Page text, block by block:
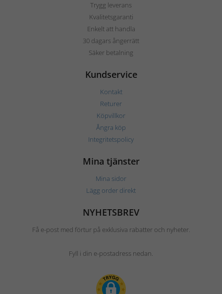
Trygg leverans
Kvalitetsgaranti
Enkelt att handla
30 dagars ångerrätt
Säker betalning
Kundservice
Kontakt
Returer
Köpvillkor
Ångra köp
Integritetspolicy
Mina tjänster
Mina sidor
Lägg order direkt
NYHETSBREV
Få e-post med förtur på exklusiva rabatter och nyheter.
Fyll i din e-postadress nedan.